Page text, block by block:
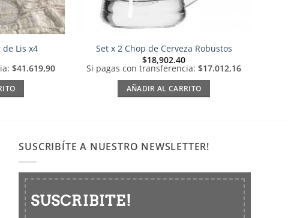
Lis x4
$41.619,90
Set x 2 Chop de Cerveza Robustos
$18,902.40
Si pagas con transferencia: $17.012,16
AÑADIR AL CARRITO
SUSCRIBÍTE A NUESTRO NEWSLETTER!
SUSCRIBITE!